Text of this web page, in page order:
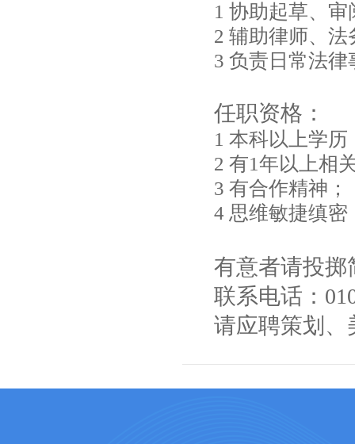
1 协助起草、
2 辅助律师、
3 负责日常法
任职资格：
1 本科以上学
2 有1年以上相
3 有合作精神；
4 思维敏捷缜
有意者请投掷
联系电话：
请应聘策划、